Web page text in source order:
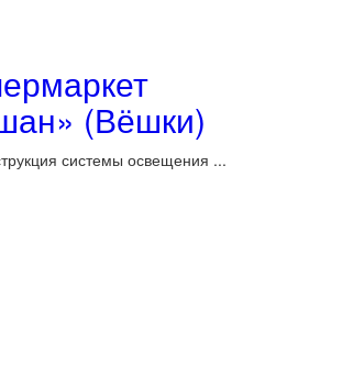
(Вёшки)
системы освещения ...